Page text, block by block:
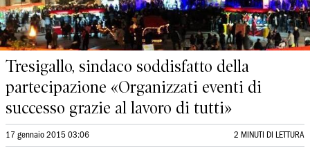
Tresigallo, sindaco soddisfatto della
partecipazione «Organizzati eventi di
successo grazie al lavoro di tutti»
17 gennaio 2015 03:06 2 MINUTI DI LETTURA